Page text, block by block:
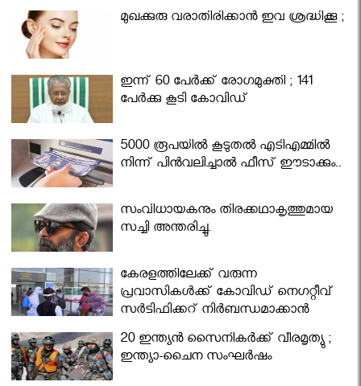
മുഖക്കുരു വരാതിരിക്കാന്‍ ഇവ ശ്രദ്ധിക്കൂ ;
ഇന്ന് 60 പേർക്ക് രോഗമുക്തി ; 141
പേര്‍ക്കു കൂടി കോവിഡ്
5000 രൂപയിൽ കൂടുതൽ എടിഎമ്മിൽ
നിന്ന് പിൻവലിച്ചാൽ ഫീസ് ഈടാക്കും..
സംവിധായകനും തിരക്കഥാകൃത്തുമായ
സച്ചി അന്തരിച്ചു.
കേരളത്തിലേക്ക് വരുന്ന
പ്രവാസികള്‍ക്ക് കോവിഡ് നെഗറ്റീവ്
സര്‍ട്ടിഫിക്കറ്റ് നിർബന്ധമാക്കാൻ
മന്ത്രിസഭ
20 ഇന്ത്യൻ സൈനികർക്ക് വീരമൃത്യു ;
ഇന്ത്യാ-ചൈന സംഘർഷം